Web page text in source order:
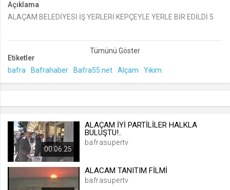
lang
Seçilen dil tercihini tutmak
1 gün
.web.tv
Oturum doğrulama verisi
Açıklama
ALAÇAM BELEDİYESİ İŞ YERLERİ KEPÇEYLE YERLE BİR EDİLDİ 5
Etiketler
bafra
Bafrahaber Bafra55.net Alçam Yıkım
00:06:25
ALAÇAM İYİ PARTİLİLER HALKLA
BULUŞTU!..
bafrasupertv
ALACAM TANITIM FİLMİ
bafrasupertv